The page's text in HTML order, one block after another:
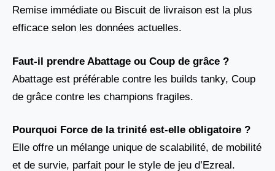
Remise immédiate ou Biscuit de livraison est la plus
efficace selon les données actuelles.
Faut-il prendre Abattage ou Coup de grâce ?
Abattage est préférable contre les builds tanky, Coup
de grâce contre les champions fragiles.
Pourquoi Force de la trinité est-elle obligatoire ?
Elle offre un mélange unique de scalabilité, de mobilité
et de survie, parfait pour le style de jeu d’Ezreal.